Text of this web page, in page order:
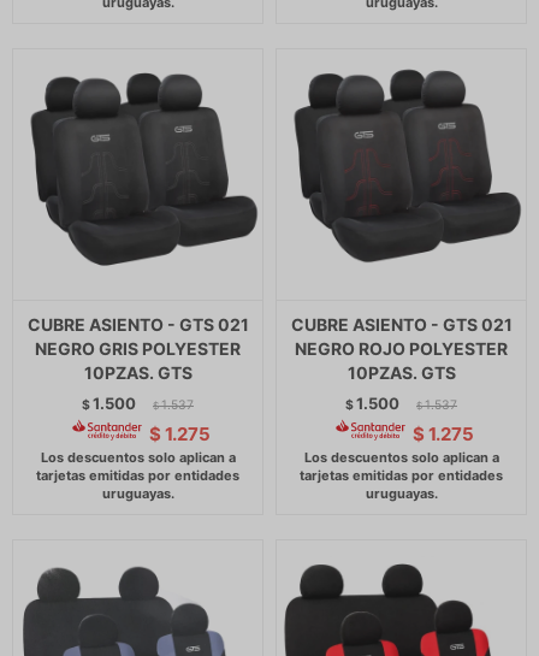
CUBRE ASIENTO - GTS 021
NEGRO GRIS POLYESTER
10PZAS. GTS
$1.500 $ 1.537
$ 1.275
CUBRE ASIENTO - GTS 021
NEGRO ROJO POLYESTER
10PZAS. GTS
$1.500 $ 1.537
$ 1.275